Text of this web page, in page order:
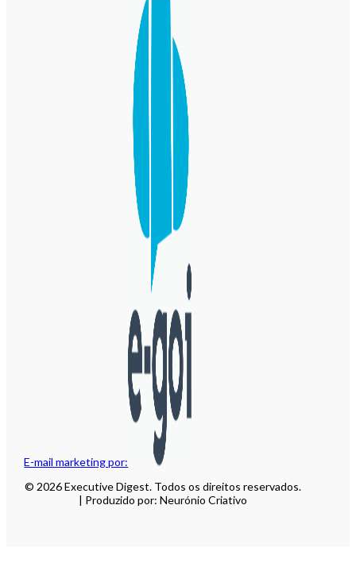
E-mail marketing por:
© 2026 Executive Digest. Todos os direitos reservados.
| Produzido por: Neurónio Criativo